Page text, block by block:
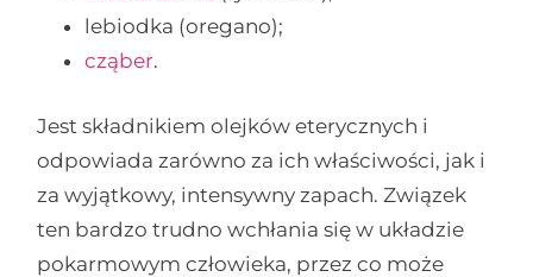
lebiodka (oregano);
cząber.
Jest składnikiem olejków eterycznych i
odpowiada zarówno za ich właściwości, jak i
za wyjątkowy, intensywny zapach. Związek
ten bardzo trudno wchłania się w układzie
pokarmowym człowieka, przez co może